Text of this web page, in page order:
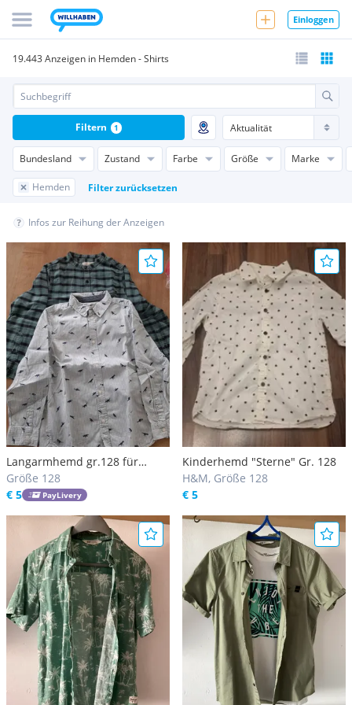
Einloggen
19.443 Anzeigen in Hemden - Shirts
Bundesland Zustand Farbe Größe Marke
Hemden Filter zurücksetzen
Filtern 1
Infos zur Reihung der Anzeigen
Langarmhemd gr.128 für
Jungs
Größe 128
€ 5
PayLivery
Kinderhemd "Sterne" Gr. 128
H&M, Größe 128
€ 5